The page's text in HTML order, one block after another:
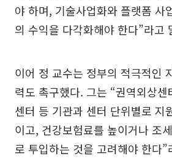
야 하며, 기술사업화와 플랫폼 사
의 수익을 다각화해야 한다”라고
이어 정 교수는 정부의 적극적인
력도 촉구했다. 그는 “권역외상
센터 등 기관과 센터 단위별로 지
이고, 건강보험료를 높이거나 조
로 투입하는 것을 고려해야 한다”